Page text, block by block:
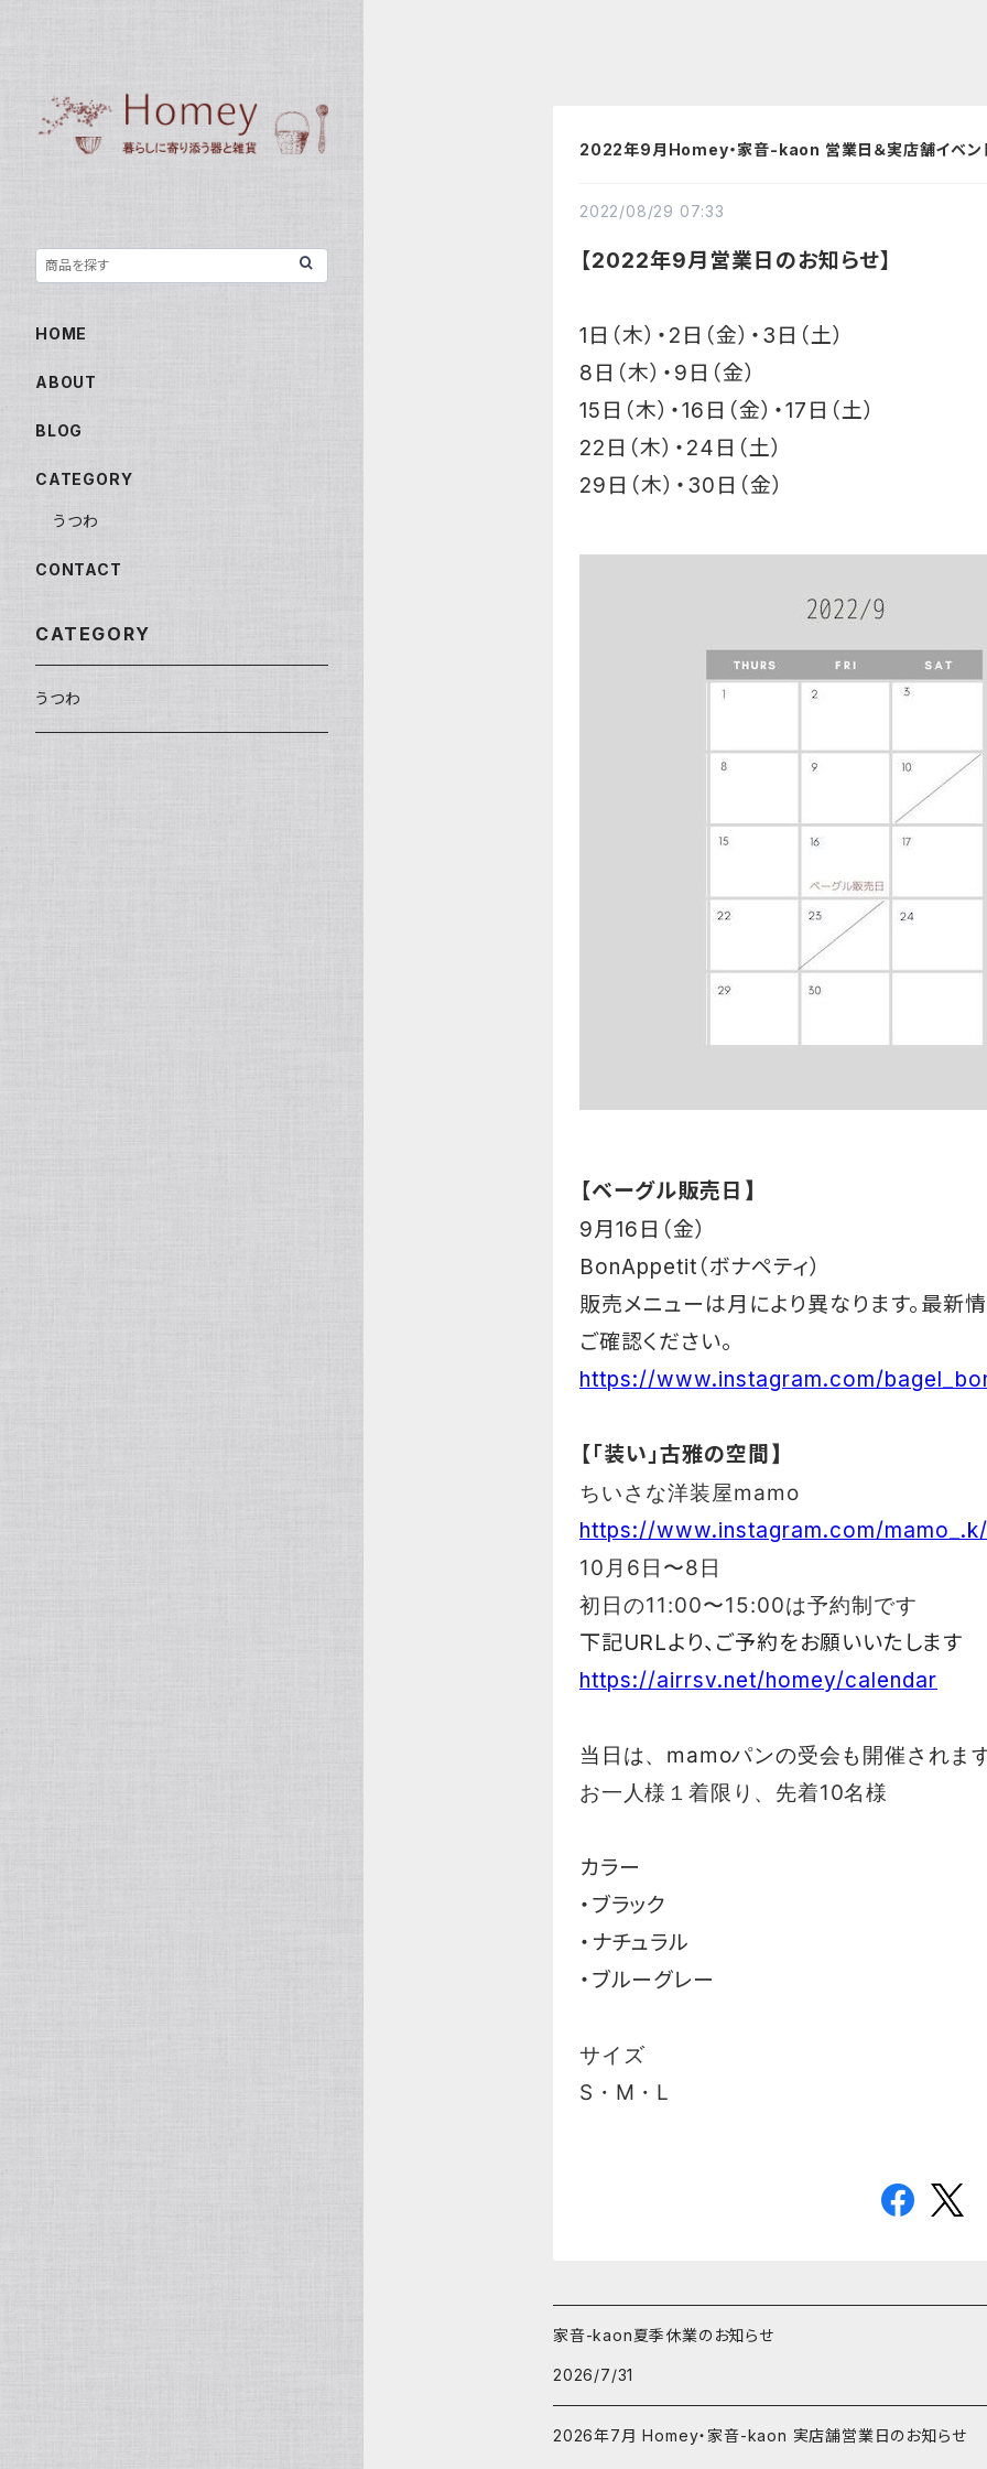
2022年9月Homey・家音-kaon 営業日＆実店舗イベン
2022/08/29 07:33
【2022年9月営業日のお知らせ】
1日（木）・2日（金）・3日（土）
8日（木）・9日（金）
15日（木）・16日（金）・17日（土）
22日（木）・24日（土）
29日（木）・30日（金）
【ベーグル販売日 】
9月16日（金）
BonAppetit（ボナペティ）
販売メニューは月により異なります。最新
ご確認ください。
https://www.instagram.com/
【「装い」古雅の空間 】
ちいさな洋装屋mamo
https://www.instagram.com/mamo_.k/
10月6日〜8日
初日の11:00〜15:00は予約制です
下記URLより、ご予約をお願いいたします
https://airrsv.net/homey/calendar
当日は、mamoパンの受会も開催されま
お一人様１着限り、 先着10名様
カラー
・ブラック
・ナチュラル
・ブルーグレー
サイズ
S・M・L
家音-kaon夏季休業のお知らせ
2026/7/31
2026年7月 Homey・家音-kaon 実店舗営業日のお知らせ
HOME
ABOUT
BLOG
CATEGORY
うつわ
CONTACT
CATEGORY
うつわ